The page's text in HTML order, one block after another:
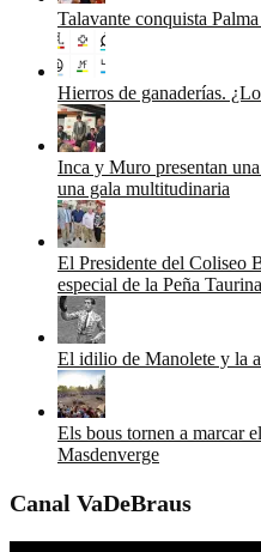
Talavante conquista
Hierros de ganaderías.
Inca y Muro presentan
una gala multitudinaria
El Presidente del Coliseo
especial de la Peña
El idilio de Manolete y la
Els bous tornen a marcar
Masdenverge
Canal VaDeBraus